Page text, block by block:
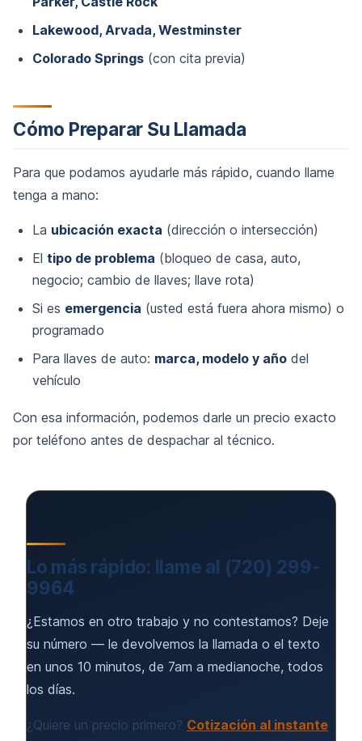
Lakewood, Arvada, Westminster
Colorado Springs (con cita previa)
Cómo Preparar Su Llamada
Para que podamos ayudarle más rápido, cuando llame
tenga a mano:
La ubicación exacta (dirección o intersección)
El tipo de problema (bloqueo de casa, auto,
negocio; cambio de llaves; llave rota)
Si es emergencia (usted está fuera ahora mismo) o
programado
Para llaves de auto: marca, modelo y año del
vehículo
Con esa información, podemos darle un precio exacto
por teléfono antes de despachar al técnico.
Lo más rápido: llame al (720) 299-
9964
¿Estamos en otro trabajo y no contestamos? Deje
su número — le devolvemos la llamada o el texto
en unos 10 minutos, de 7am a medianoche, todos
los días.
¿Quiere un precio primero? Cotización al instante